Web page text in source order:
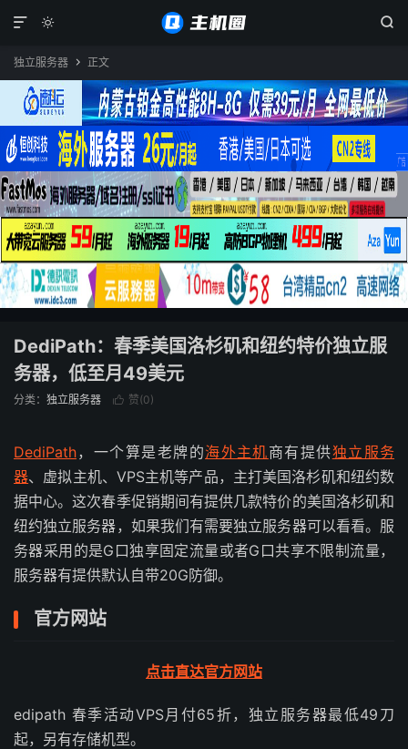
 

独立服务器  正文
DediPath：春季美国洛杉矶和纽约特价独立服
务器，低至月49美元
分类： 独立服务器  赞(0)
DediPath，一个算是老牌的海外主机商有提供独立服务
器、虚拟主机、VPS主机等产品，主打美国洛杉矶和纽约数
据中心。这次春季促销期间有提供几款特价的美国洛杉矶和
纽约独立服务器，如果我们有需要独立服务器可以看看。服
务器采用的是G口独享固定流量或者G口共享不限制流量，
服务器有提供默认自带20G防御。
官方网站
点击直达官方网站
edipath 春季活动VPS月付65折，独立服务器最低49刀
起，另有存储机型。